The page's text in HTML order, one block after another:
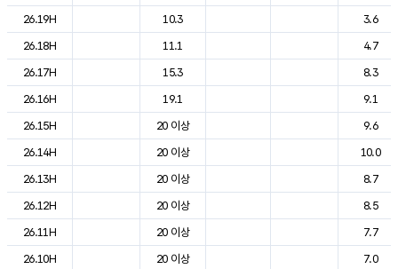
26.19H
10.3
3.6
26.18H
11.1
4.7
26.17H
15.3
8.3
26.16H
19.1
9.1
26.15H
20 이상
9.6
26.14H
20 이상
10.0
26.13H
20 이상
8.7
26.12H
20 이상
8.5
26.11H
20 이상
7.7
26.10H
20 이상
7.0